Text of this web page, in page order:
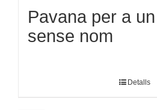
Pavana per a
sense nom
Detalls